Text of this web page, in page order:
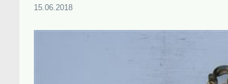
15.06.2018